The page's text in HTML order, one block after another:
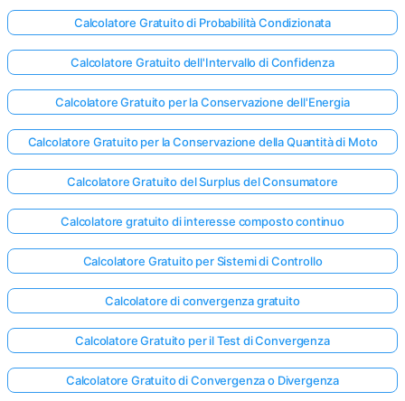
Calcolatore Gratuito di Probabilità Condizionata
Calcolatore Gratuito dell'Intervallo di Confidenza
Calcolatore Gratuito per la Conservazione dell'Energia
Calcolatore Gratuito per la Conservazione della Quantità di Moto
Calcolatore Gratuito del Surplus del Consumatore
Calcolatore gratuito di interesse composto continuo
Calcolatore Gratuito per Sistemi di Controllo
Calcolatore di convergenza gratuito
Calcolatore Gratuito per il Test di Convergenza
Calcolatore Gratuito di Convergenza o Divergenza